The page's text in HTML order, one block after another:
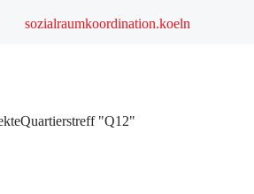
sozialraumkoordination.koeln
Quartierstreff "Q12"